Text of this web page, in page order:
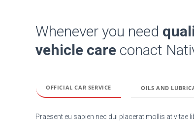
Whenever you need
vehicle care conact
OFFICIAL CAR SERVICE OILS AND
Praesent eu sapien nec dui placerat mollis at vitae